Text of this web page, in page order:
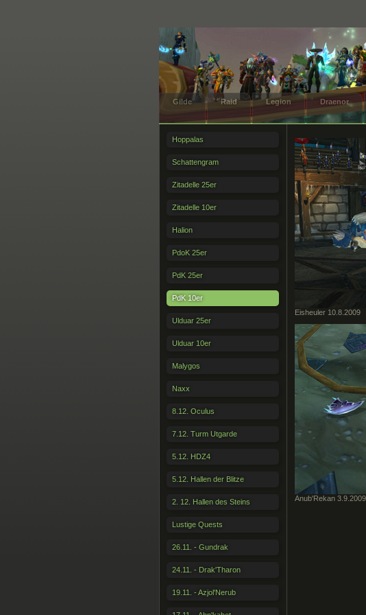
Gilde Raid Legion Draenor
Hoppalas
Schattengram
Zitadelle 25er
Zitadelle 10er
Halion
PdoK 25er
PdK 25er
PdK 10er
Ulduar 25er
Ulduar 10er
Malygos
Naxx
8.12. Oculus
7.12. Turm Utgarde
5.12. HDZ4
5.12. Hallen der Blitze
2. 12. Hallen des Steins
Lustige Quests
26.11. - Gundrak
24.11. - Drak'Tharon
19.11. - Azjol'Nerub
Eisheuler 10.8.2009
Anub'Rekan 3.9.2009